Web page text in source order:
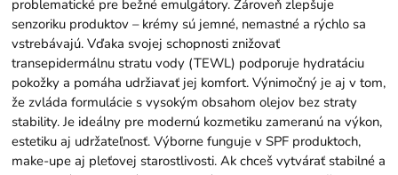
problematické pre bežné emulgátory. Zároveň zlepšuje
senzoriku produktov – krémy sú jemné, nemastné a rýchlo sa
vstrebávajú. Vďaka svojej schopnosti znižovať
transepidermálnu stratu vody (TEWL) podporuje hydratáciu
pokožky a pomáha udržiavať jej komfort. Výnimočný je aj v tom,
že zvláda formulácie s vysokým obsahom olejov bez straty
stability. Je ideálny pre modernú kozmetiku zameranú na výkon,
estetiku aj udržateľnosť. Výborne funguje v SPF produktoch,
make-upe aj pleťovej starostlivosti. Ak chceš vytvárať stabilné a